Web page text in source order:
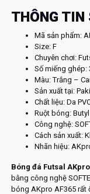
THÔNG
Mã sản phẩm:
Size: F
Chuyên chơi:
Số miếng ghép:
Màu: Trắng –
Sản xuất tại:
Chất liệu: Da
Ruột bóng: Butyl
Công nghệ:
Cách sản xuất:
Nhãn hiệu:
Bóng đá Futsal
bằng công nghệ
bóng AKpro AF365 rất